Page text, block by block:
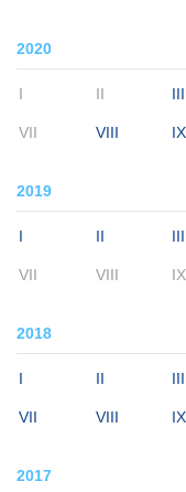
2020
I II III
VII VIII IX
2019
I II III
VII VIII IX
2018
I II III
VII VIII IX
2017